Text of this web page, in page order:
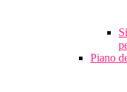
Piano